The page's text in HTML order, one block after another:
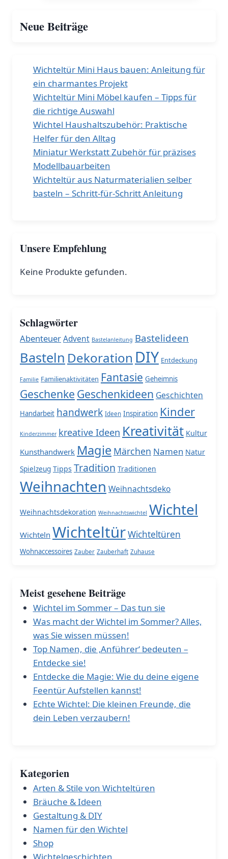
Wichteltür?
Neue Beiträge
Wichteltür Mini Haus bauen: Anleitung für
ein charmantes Projekt
Wichteltür Mini Möbel kaufen – Tipps für
die richtige Auswahl
Wichtel Haushaltszubehör: Praktische
Helfer für den Alltag
Miniatur Werkstatt Zubehör für präzises
Modellbauarbeiten
Wichteltür aus Naturmaterialien selber
basteln – Schritt-für-Schritt Anleitung
Unsere Empfehlung
Keine Produkte gefunden.
Schlagwörter
AbenteuerAdvent Bastelanleitung Bastelideen
Basteln Dekoration DIY Entdeckung
Familie Familienaktivitäten Fantasie Geheimnis
Geschenke Geschenkideen Geschichten
Handarbeit handwerk Ideen Inspiration Kinder
Kinderzimmer kreative Ideen Kreativität Kultur
Kunsthandwerk Magie Märchen Namen Natur
Spielzeug Tipps Tradition Traditionen
Weihnachten Weihnachtsdeko
Weihnachtsdekoration Weihnachtswichtel Wichtel
Wichteln WichteltürWichteltüren
Wohnaccessoires Zauber Zauberhaft Zuhause
Meist gesehene Beiträge
Wichtel im Sommer – Das tun sie
Was macht der Wichtel im Sommer? Alles,
was Sie wissen müssen!
Top Namen, die ‚Anführer‘ bedeuten –
Entdecke sie!
Entdecke die Magie: Wie du deine eigene
Feentür Aufstellen kannst!
Echte Wichtel: Die kleinen Freunde, die
dein Leben verzaubern!
Kategorien
Arten & Stile von Wichteltüren
Bräuche & Ideen
Gestaltung & DIY
Namen für den Wichtel
Shop
Wichtelgeschichten